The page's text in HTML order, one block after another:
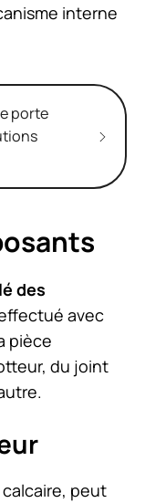
interne
porte
des
avec
pièce
du joint
calcaire, peut